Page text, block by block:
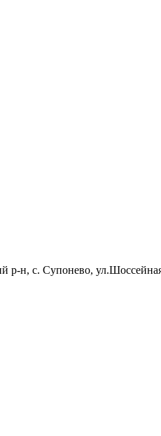
р-н, с. Супонево,